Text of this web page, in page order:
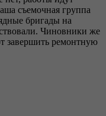
съемочная группа
бригады на
Чиновники же
завершить ремонтную